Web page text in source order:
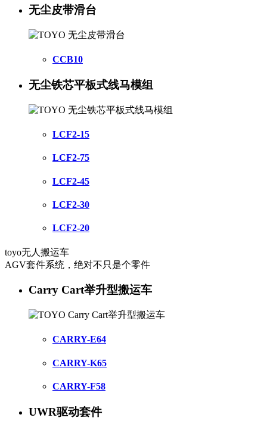
无尘皮带滑台
CCB10
无尘铁芯平板式线马模组
LCF2-15
LCF2-75
LCF2-45
LCF2-30
LCF2-20
toyo无人搬运车
AGV套件系统，绝对不只是个零件
Carry Cart举升型搬运车
CARRY-E64
CARRY-K65
CARRY-F58
UWR驱动套件